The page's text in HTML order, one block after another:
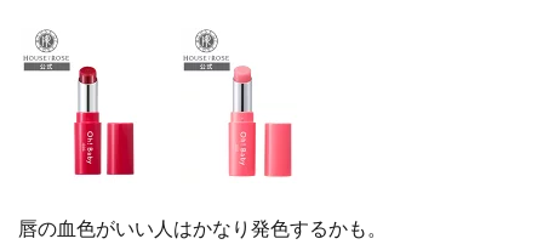
唇の血色がいい人はかなり発色するかも。